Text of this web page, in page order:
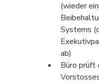
(wieder
Systems
ab)
Büro prüft